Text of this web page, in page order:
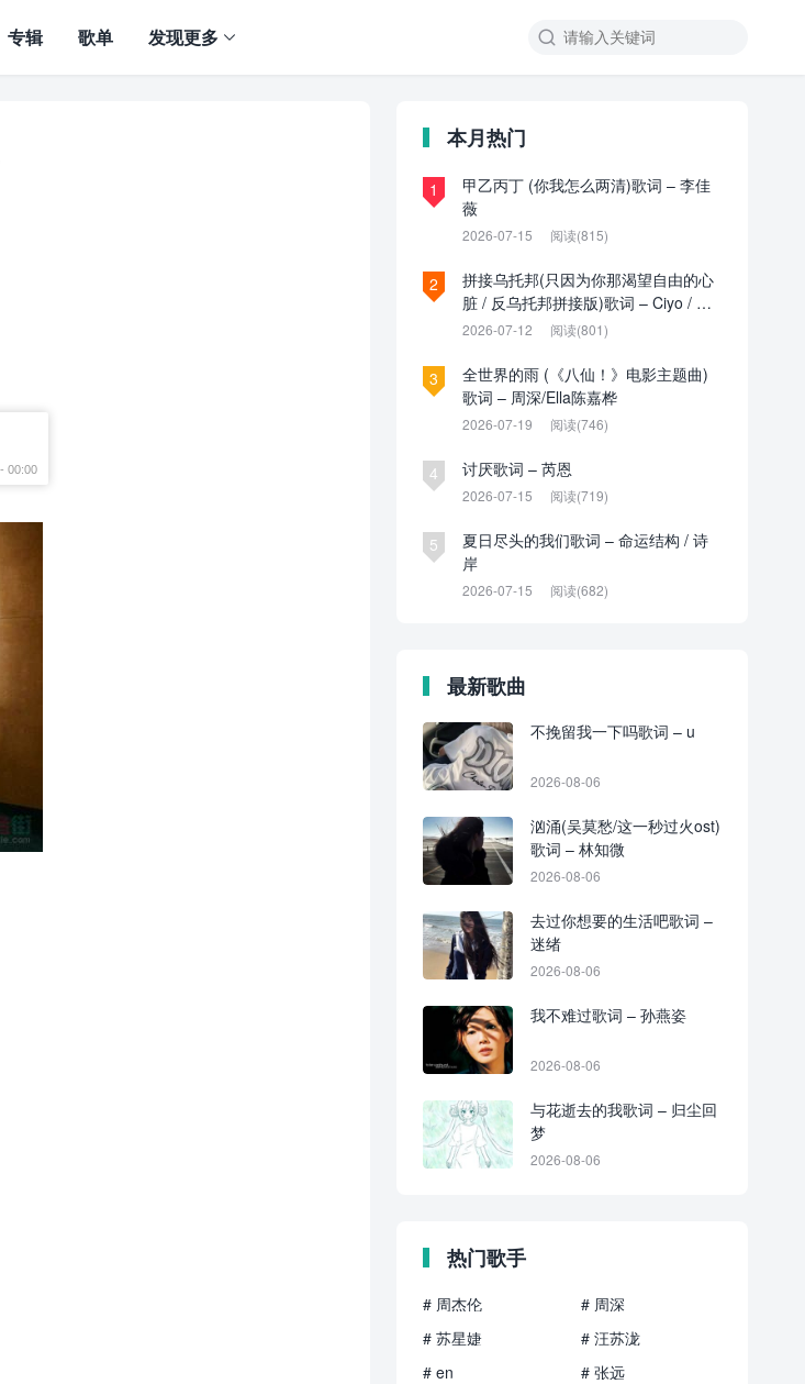

专辑 歌单 发现更多
本月热门
1
甲乙丙丁 (你我怎么两清)歌词 – 李佳
薇
2026-07-15 阅读(815)
2
拼接乌托邦(只因为你那渴望自由的心
脏 / 反乌托邦拼接版)歌词 – Ciyo / 见
过夏天P / 乌托邦P
2026-07-12 阅读(801)
3
全世界的雨 (《八仙！》电影主题曲)
歌词 – 周深/Ella陈嘉桦
2026-07-19 阅读(746)
4 讨厌歌词 – 芮恩
2026-07-15 阅读(719)
5
夏日尽头的我们歌词 – 命运结构 / 诗
岸
2026-07-15 阅读(682)
最新歌曲
不挽留我一下吗歌词 – u
2026-08-06
汹涌(吴莫愁/这一秒过火ost)
歌词 – 林知微
2026-08-06
去过你想要的生活吧歌词 –
迷绪
2026-08-06
我不难过歌词 – 孙燕姿
2026-08-06
与花逝去的我歌词 – 归尘回
梦
2026-08-06
热门歌手
# 周杰伦
# 周深
# 苏星婕
# 汪苏泷
# en
# 张远